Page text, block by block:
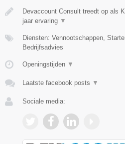
Devaccount Consult treedt op als
jaar ervaring ▼
Diensten: Vennootschappen,
Bedrijfsadvies
Openingstijden ▼
Laatste facebook posts ▼
Sociale media: